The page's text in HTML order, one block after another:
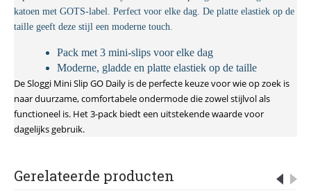
katoen met GOTS-label. Perfect voor elke dag. De platte elastiek op de
taille geeft deze stijl een moderne touch.
Pack met 3 mini-slips voor elke dag
Moderne, gladde en platte elastiek op de taille
De Sloggi Mini Slip GO Daily is de perfecte keuze voor wie op zoek is
naar duurzame, comfortabele ondermode die zowel stijlvol als
functioneel is. Het 3-pack biedt een uitstekende waarde voor
dagelijks gebruik.
Gerelateerde producten